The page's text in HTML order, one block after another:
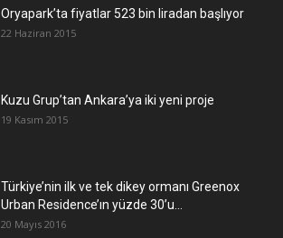
Oryapark’ta fiyatlar 523 bin liradan başlıyor
22 Haziran 2015
​Kuzu Grup’tan Ankara’ya iki yeni proje
19 Kasım 2015
Türkiye’nin ilk ve tek dikey ormanı Greenox
Urban Residence’ın yüzde 30’u...
20 Mayıs 2016